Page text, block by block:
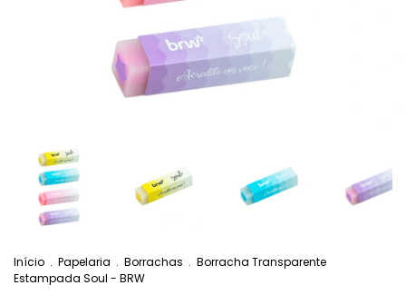
Início . Papelaria . Borrachas . Borracha Transparente
Estampada Soul - BRW